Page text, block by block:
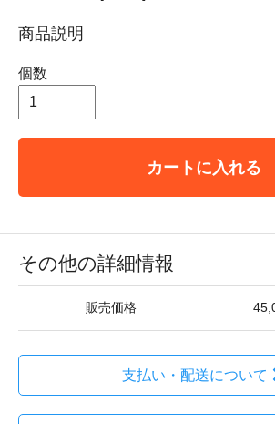
商品説明
個数
カートに入れる
その他の詳細情報
販売価格
支払い・配送について